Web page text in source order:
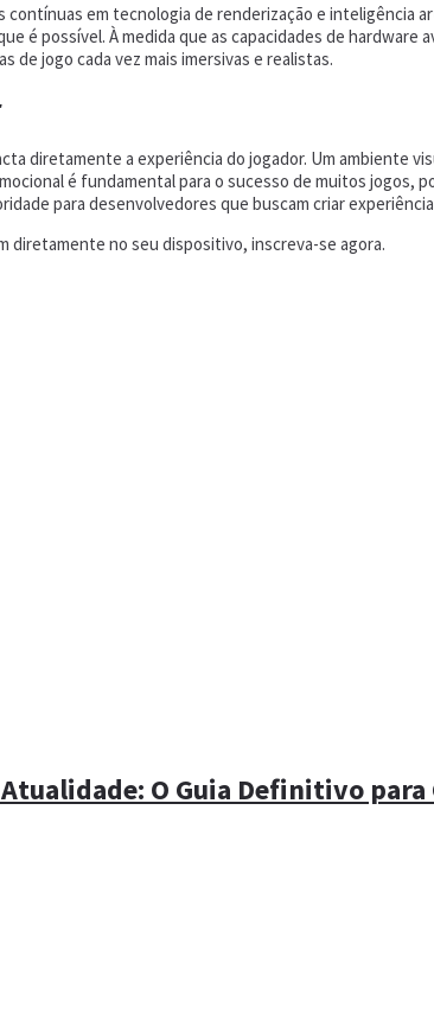
em tecnologia de renderização e inteligência
é possível. À medida que as capacidades de hardware
de jogo cada vez mais imersivas e realistas.
diretamente a experiência do jogador. Um ambiente
é fundamental para o sucesso de muitos
para desenvolvedores que buscam criar
diretamente no seu dispositivo, inscreva-se agora.
O Guia Definitivo para